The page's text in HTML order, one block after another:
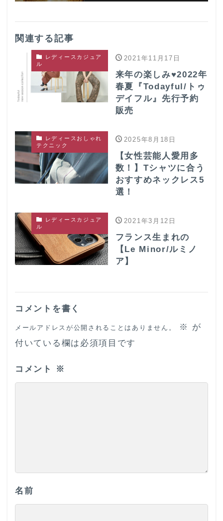
関連する記事
レディースカジュア
ル
2021年11月17日
来年の楽しみ♥2022年
春夏『Todayful/トゥ
デイフル』先行予約
販売
レディースおしゃれ
テクニック
2025年8月18日
【女性芸能人愛用多
数！】Tシャツに合う
おすすめネックレス5
選！
レディースカジュア
ル
2021年3月12日
フランス生まれの
【Le Minor/ルミノ
ア】
コメントを書く
メールアドレスが公開されることはありません。 ※
が
付いている欄は必須項目です
コメント ※
名前